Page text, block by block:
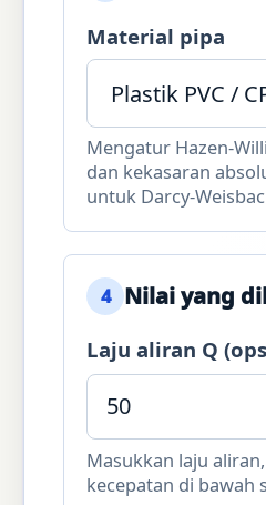
Material pipa
Mengatur Hazen-
dan kekasaran
untuk Darcy-
4 Nilai yang
Laju aliran Q
Masukkan laju
kecepatan di bawah